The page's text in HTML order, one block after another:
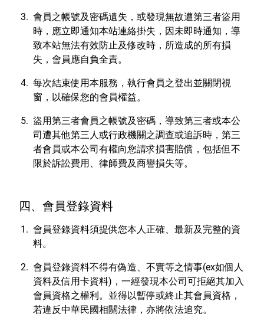
會員中心
特色服務
Facebook粉絲專頁
Line
Youtube
會員之帳號及密碼遺失，或發現無故遭第三者盜用
時，應立即通知本站連絡掛失，因未即時通知，導
致本站無法有效防止及修改時，所造成的所有損
失，會員應自負全責。
每次結束使用本服務，執行會員之登出並關閉視
窗，以確保您的會員權益。
盜用第三者會員之帳號及密碼，導致第三者或本公
司遭其他第三人或行政機關之調查或追訴時，第三
者會員或本公司有權向您請求損害賠償，包括但不
限於訴訟費用、律師費及商譽損失等。
四、會員登錄資料
會員登錄資料須提供您本人正確、最新及完整的資
料。
會員登錄資料不得有偽造、不實等之情事(ex如個人
資料及信用卡資料)，一經發現本公司可拒絕其加入
會員資格之權利。並得以暫停或終止其會員資格，
若違反中華民國相關法律，亦將依法追究。